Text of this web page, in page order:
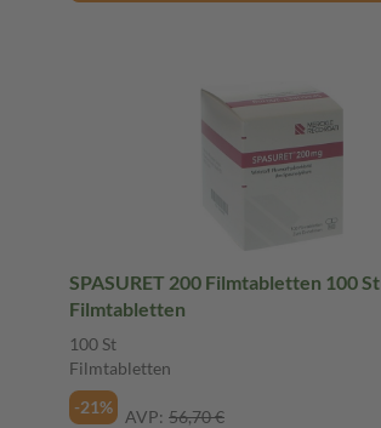
SPASURET 200 Filmtabletten 100 St
Filmtabletten
100 St
Filmtabletten
-21%
AVP: 56,70 €